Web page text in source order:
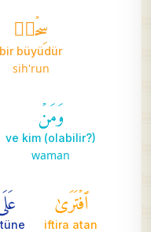
سِحۡرٞ
bir büyüdür
sih'run
وَمَنۡ
ve kim (olabilir?)
waman
ٱفۡتَرَىٰ
iftira atan